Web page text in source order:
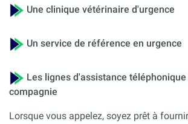
Une clinique vétérinaire d'urgence
Un service de référence en urgence
Les lignes d'assistance
compagnie
Lorsque vous appelez, soyez prêt à